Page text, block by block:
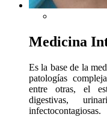
Medicina
Es la base de la
patologías
entre otras, el
digestivas,
infectocontagiosas.